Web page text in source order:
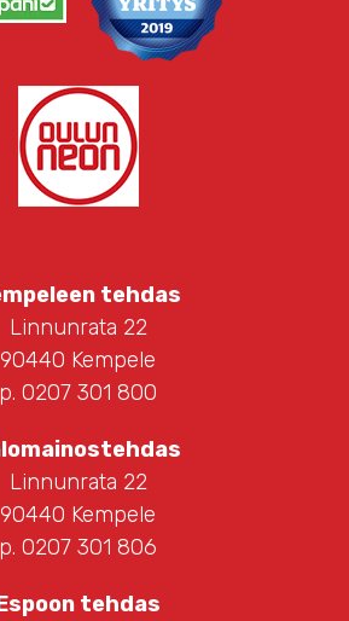
tehdas
Linnunrata 22
90440 Kempele
p. 0207 301 800
Linnunrata 22
90440 Kempele
p. 0207 301 806
tehdas